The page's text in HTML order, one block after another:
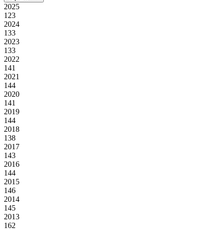
2025
123
2024
133
2023
133
2022
141
2021
144
2020
141
2019
144
2018
138
2017
143
2016
144
2015
146
2014
145
2013
162